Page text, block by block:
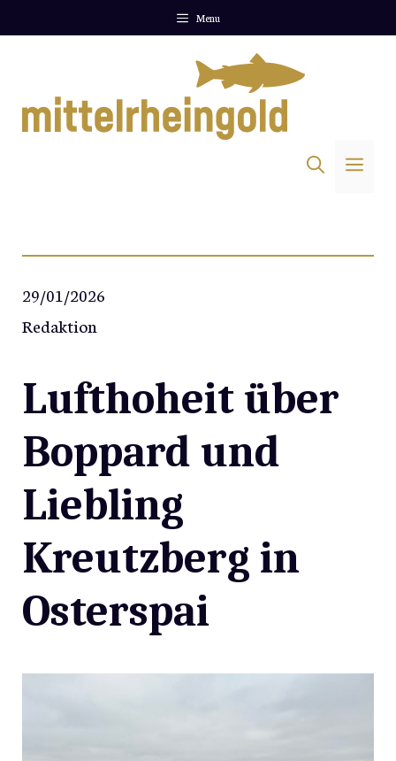
Menu
29/01/2026
Redaktion
Lufthoheit über
Boppard und
Liebling
Kreutzberg in
Osterspai